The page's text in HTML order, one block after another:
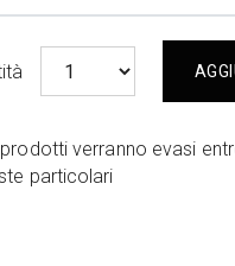
verranno evasi
particolari